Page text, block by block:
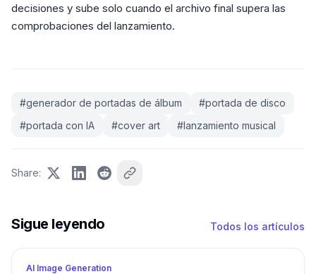
decisiones y sube solo cuando el archivo final supera las
comprobaciones del lanzamiento.
#generador de portadas de álbum #portada de disco
#portada con IA #cover art #lanzamiento musical
Share:
Sigue leyendo Todos los artículos
AI Image Generation